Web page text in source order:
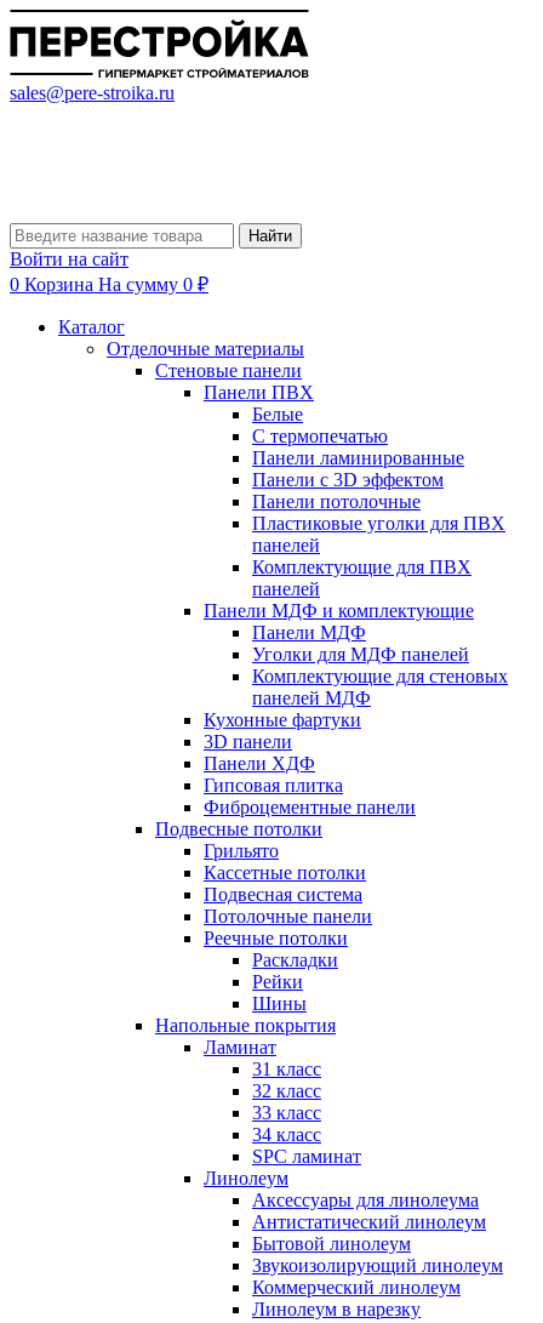
sales@pere-stroika.ru
Найти
Войти на сайт
0 Корзина На сумму 0 ₽
Каталог
Отделочные материалы
Стеновые панели
Панели ПВХ
Белые
С термопечатью
Панели ламинированные
Панели с 3D эффектом
Панели потолочные
Пластиковые уголки для ПВХ
панелей
Комплектующие для ПВХ
панелей
Панели МДФ и комплектующие
Панели МДФ
Уголки для МДФ панелей
Комплектующие для стеновых
панелей МДФ
Кухонные фартуки
3D панели
Панели ХДФ
Гипсовая плитка
Фиброцементные панели
Подвесные потолки
Грильято
Кассетные потолки
Подвесная система
Потолочные панели
Реечные потолки
Раскладки
Рейки
Шины
Напольные покрытия
Ламинат
31 класс
32 класс
33 класс
34 класс
SPC ламинат
Линолеум
Аксессуары для линолеума
Антистатический линолеум
Бытовой линолеум
Звукоизолирующий линолеум
Коммерческий линолеум
Линолеум в нарезку